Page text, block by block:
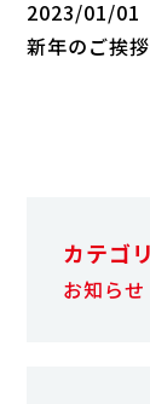
2023/01/01
新年のご挨拶
カテゴ
お知らせ